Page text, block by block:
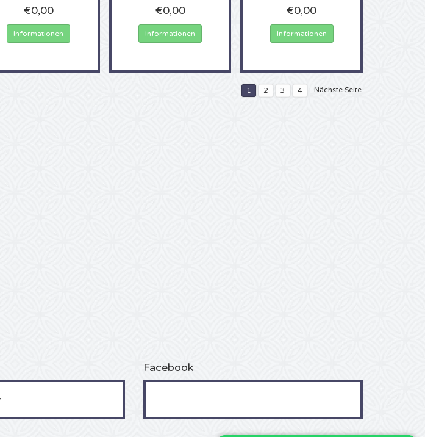
€0,00
Informationen
€0,00
Informationen
€0,00
Informationen
1 2 3 4 Nächste Seite
Facebook